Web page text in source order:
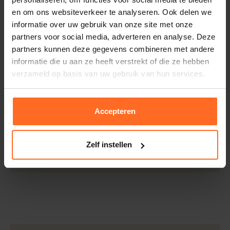
en om ons websiteverkeer te analyseren. Ook delen we
informatie over uw gebruik van onze site met onze
partners voor social media, adverteren en analyse. Deze
partners kunnen deze gegevens combineren met andere
informatie die u aan ze heeft verstrekt of die ze hebben
verzameld op basis van uw gebruik van hun services.
Accepteren
Zelf instellen
Kwaliteit
50% Katoen, 50%
Polyester
Binnen 30 dagen eenvoudig retourneren via DHL voor
slechts € 4,95 of op eigen kosten via PostNL. In de
Bomont winkels kunt u ook gratis retourneren.
Betalen
iDeal, Riverty (Afterpay), creditcard of Paypal, kies zelf
één van de vele betaalopties.
in de vorm van een waardecheque. Log in je account en
bekijk evt. openstaande waardecheques en je
puntensaldo.